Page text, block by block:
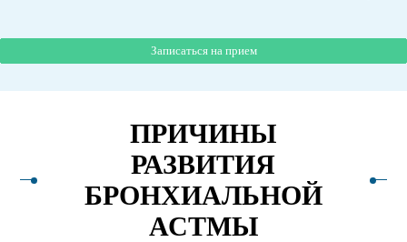
Записаться на прием
Записаться на прием
Записаться на прием
ПРИЧИНЫ
РАЗВИТИЯ
БРОНХИАЛЬНОЙ
АСТМЫ